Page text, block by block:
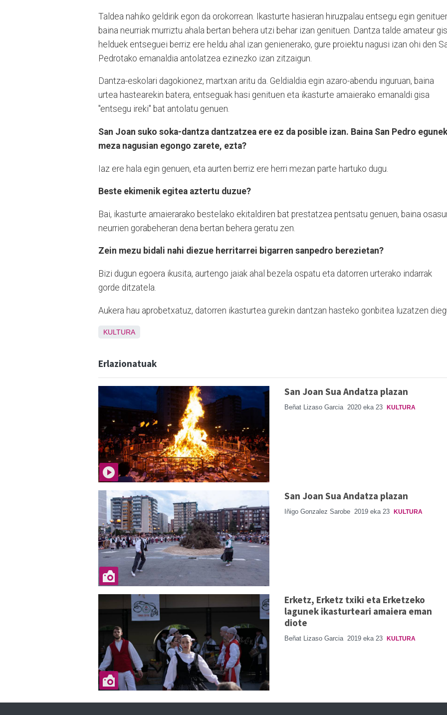
Taldea nahiko geldirik egon da orokorrean. Ikasturte hasieran hiruzpalau entsegu egin
baina neurriak murriztu ahala bertan behera utzi behar izan genituen. Dantza talde amateur
helduek entseguei berriz ere heldu ahal izan genienerako, gure proiektu nagusi izan ohi den
Pedrotako emanaldia antolatzea ezinezko izan zitzaigun.
Dantza-eskolari dagokionez, martxan aritu da. Geldialdia egin azaro-abendu inguruan, baina
urtea hastearekin batera, entseguak hasi genituen eta ikasturte amaierako emanaldi gisa
"entsegu ireki" bat antolatu genuen.
San Joan suko soka-dantza dantzatzea ere ez da posible izan. Baina San Pedro
meza nagusian egongo zarete, ezta?
Iaz ere hala egin genuen, eta aurten berriz ere herri mezan parte hartuko dugu.
Beste ekimenik egitea aztertu duzue?
Bai, ikasturte amaierarako bestelako ekitaldiren bat prestatzea pentsatu genuen, baina
neurrien gorabeheran dena bertan behera geratu zen.
Zein mezu bidali nahi diezue herritarrei bigarren sanpedro berezietan?
Bizi dugun egoera ikusita, aurtengo jaiak ahal bezela ospatu eta datorren urterako indarrak
gorde ditzatela.
Aukera hau aprobetxatuz, datorren ikasturtea gurekin dantzan hasteko gonbitea luzatzen
KULTURA
Erlazionatuak
San Joan Sua Andatza plazan
Beñat Lizaso Garcia 2020 eka 23 KULTURA
San Joan Sua Andatza plazan
Iñigo Gonzalez Sarobe 2019 eka 23 KULTURA
Erketz, Erketz txiki eta Erketzeko
lagunek ikasturteari amaiera eman
diote
Beñat Lizaso Garcia 2019 eka 23 KULTURA